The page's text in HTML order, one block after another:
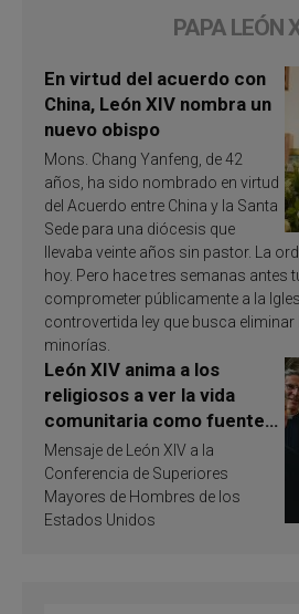
PAPA LEÓN
En virtud del acuerdo con
China, León XIV nombra un
nuevo obispo
Mons. Chang Yanfeng, de 42
años, ha sido nombrado en virtud
del Acuerdo entre China y la Santa
Sede para una diócesis que
llevaba veinte años sin pastor. La
hoy. Pero hace tres semanas antes
comprometer públicamente a la
controvertida ley que busca eliminar
minorías.
León XIV anima a los
religiosos a ver la vida
comunitaria como fuente
de inspiración y
santificación
Mensaje de León XIV a la
Conferencia de Superiores
Mayores de Hombres de los
Estados Unidos